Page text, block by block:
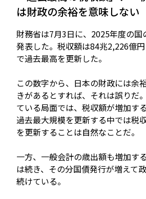
は財政の余裕を意味しない
財務省は7月3日に、2025年度の国
発表した。税収額は84兆2,226億
で過去最高を更新した。
この数字から、日本の財政には余
きがあるとすれば、それは誤りだ
ている局面では、税収額が増加す
過去最大規模を更新する中では税
を更新することは自然なことだ。
一方、一般会計の歳出額も増加す
は続き、その分国債発行が増えて
続けている。